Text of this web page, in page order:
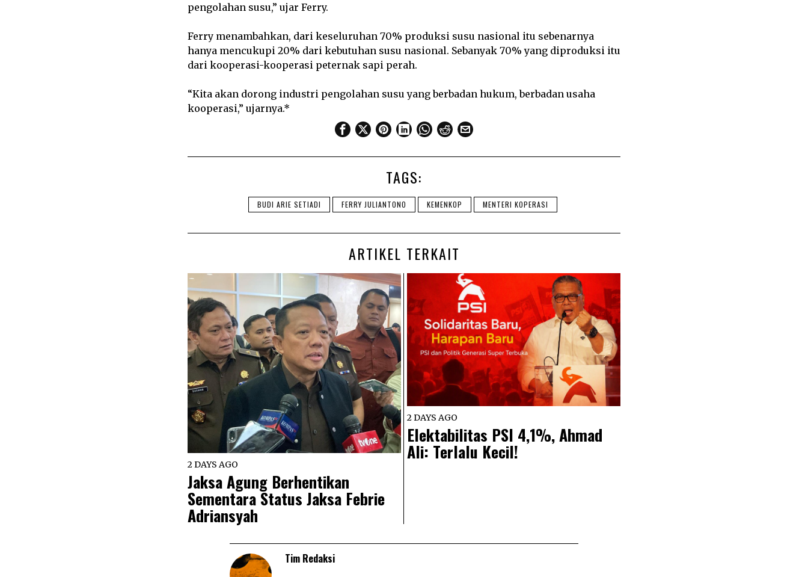
pengolahan susu,” ujar Ferry.
Ferry menambahkan, dari keseluruhan 70% produksi susu nasional itu sebenarnya
hanya mencukupi 20% dari kebutuhan susu nasional. Sebanyak 70% yang diproduksi itu
dari kooperasi-kooperasi peternak sapi perah.
“Kita akan dorong industri pengolahan susu yang berbadan hukum, berbadan usaha
kooperasi,” ujarnya.*
TAGS:
BUDI ARIE SETIADI FERRY JULIANTONO KEMENKOP MENTERI KOPERASI
ARTIKEL TERKAIT
2 DAYS AGO
Jaksa Agung Berhentikan
Sementara Status Jaksa Febrie
Adriansyah
2 DAYS AGO
Elektabilitas PSI 4,1%, Ahmad
Ali: Terlalu Kecil!
Tim Redaksi